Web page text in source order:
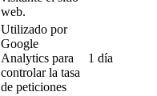
web.
Utilizado por
Google
Analytics para
controlar la tasa
de peticiones
1 día